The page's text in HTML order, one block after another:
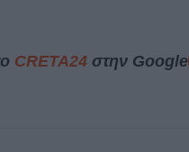
CRETA24στην Google